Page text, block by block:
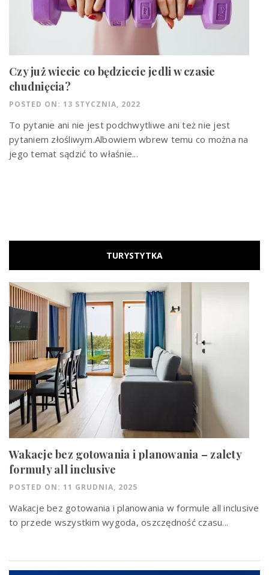
Czy już wiecie co będziecie jedli w czasie
chudnięcia?
POSTED ON: 13 STYCZNIA, 2022
To pytanie ani nie jest podchwytliwe ani też nie jest
pytaniem złośliwym.Albowiem wbrew temu co można na
jego temat sądzić to właśnie...
TURYSTYTKA
Wakacje bez gotowania i planowania – zalety
formuły all inclusive
POSTED ON: 11 GRUDNIA, 2025
Wakacje bez gotowania i planowania w formule all inclusive
to przede wszystkim wygoda, oszczędność czasu...